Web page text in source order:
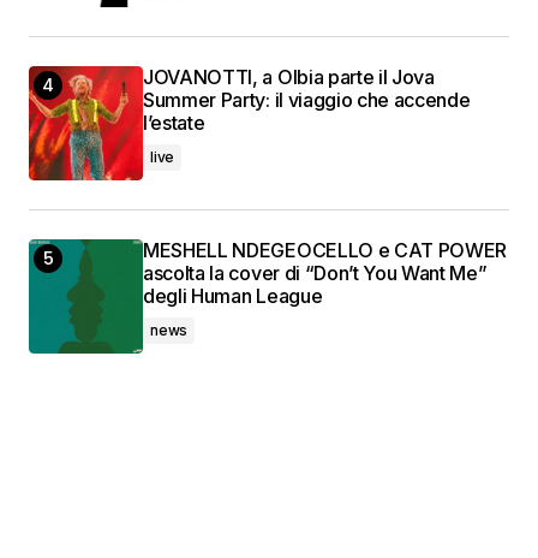
JOVANOTTI, a Olbia parte il Jova
Summer Party: il viaggio che accende
l’estate
live
MESHELL NDEGEOCELLO e CAT POWER
ascolta la cover di “Don’t You Want Me”
degli Human League
news